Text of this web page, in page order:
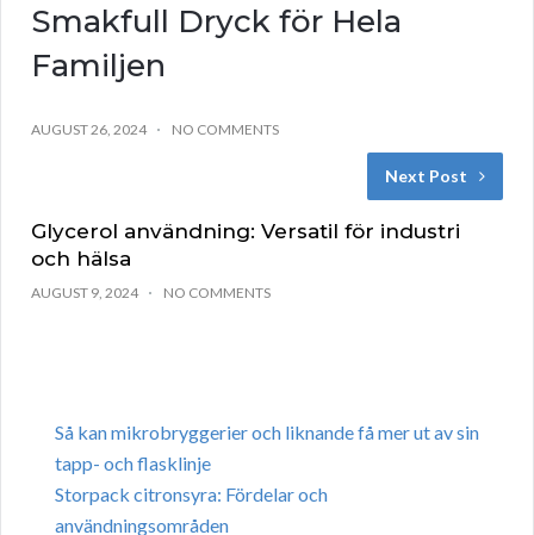
Smakfull Dryck för Hela
Familjen
AUGUST 26, 2024 NO COMMENTS
Next Post
Glycerol användning: Versatil för industri
och hälsa
AUGUST 9, 2024 NO COMMENTS
Så kan mikrobryggerier och liknande få mer ut av sin
tapp- och flasklinje
Storpack citronsyra: Fördelar och
användningsområden